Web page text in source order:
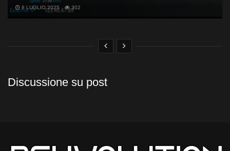
8 LUGLIO 2025 302
Discussione su post